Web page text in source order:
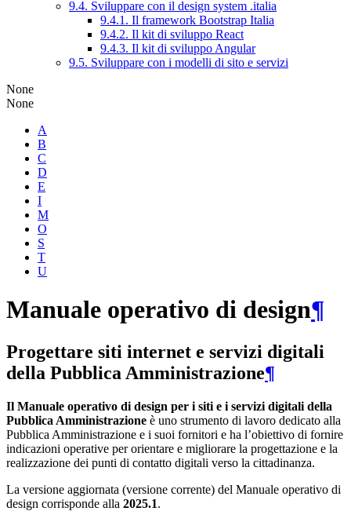
9.4. Sviluppare con il design system .italia
9.4.1. Il framework Bootstrap Italia
9.4.2. Il kit di sviluppo React
9.4.3. Il kit di sviluppo Angular
9.5. Sviluppare con i modelli di sito e servizi
None
None
A
B
C
D
E
I
M
O
S
T
U
Manuale operativo di design¶
Progettare siti internet e servizi digitali
della Pubblica Amministrazione¶
Il Manuale operativo di design per i siti e i servizi digitali della
Pubblica Amministrazione è uno strumento di lavoro dedicato alla
Pubblica Amministrazione e i suoi fornitori e ha l’obiettivo di fornire
indicazioni operative per orientare e migliorare la progettazione e la
realizzazione dei punti di contatto digitali verso la cittadinanza.
La versione aggiornata (versione corrente) del Manuale operativo di
design corrisponde alla 2025.1.